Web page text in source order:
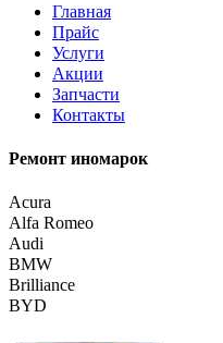
Главная
Прайс
Услуги
Акции
Запчасти
Контакты
Ремонт иномарок
Acura
Alfa Romeo
Audi
BMW
Brilliance
BYD